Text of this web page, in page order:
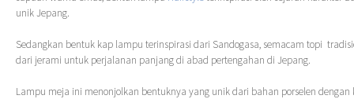
unik Jepang.
Sedangkan bentuk kap lampu terinspirasi dari Sandogasa, semacam topi
dari jerami untuk perjalanan panjang di abad pertengahan di Jepang.
Lampu meja ini menonjolkan bentuknya yang unik dari bahan porselen dengan